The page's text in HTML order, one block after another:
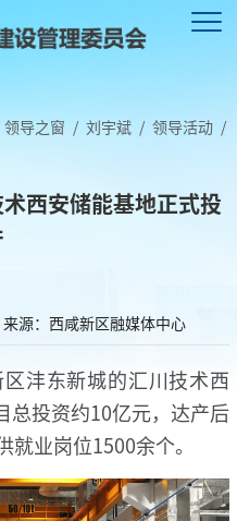
领导之窗 / 刘宇斌 / 领导活动 /
西安储能基地正式投
来源：西咸新区融媒体中心
沣东新城的汇川技术西
总投资约10亿元，达产后
业岗位1500余个。